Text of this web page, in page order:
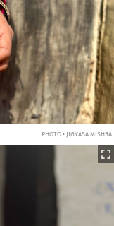
PHOTO • JIGYASA MISHRA